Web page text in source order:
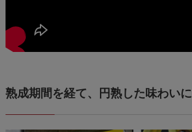
熟成期間を経て、円熟した味わいに